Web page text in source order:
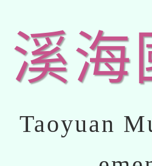
溪海
Taoyuan